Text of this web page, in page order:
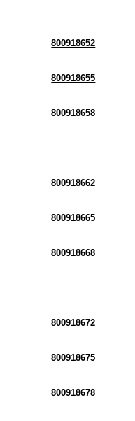
800918652
800918655
800918658
800918662
800918665
800918668
800918672
800918675
800918678